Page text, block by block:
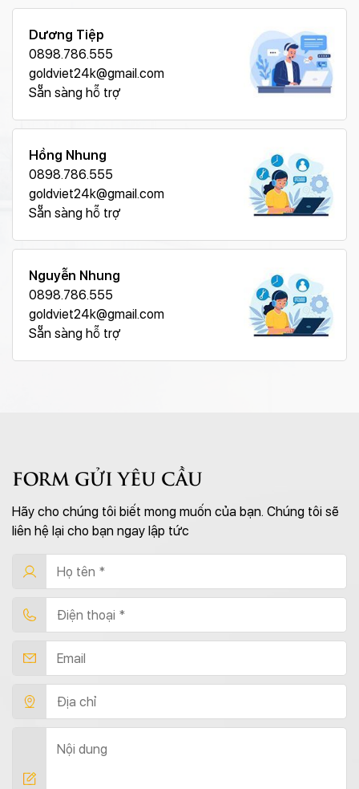
Dương Tiệp
0898.786.555
goldviet24k@gmail.com
Sẵn sàng hỗ trợ
Hồng Nhung
0898.786.555
goldviet24k@gmail.com
Sẵn sàng hỗ trợ
Nguyễn Nhung
0898.786.555
goldviet24k@gmail.com
Sẵn sàng hỗ trợ
FORM GỬI YÊU CẦU
Hãy cho chúng tôi biết mong muốn của bạn. Chúng tôi sẽ
liên hệ lại cho bạn ngay lập tức